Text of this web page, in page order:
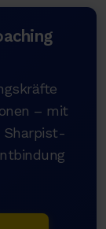
– mit
Sharpist-